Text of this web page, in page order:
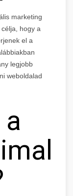
marketing
hogy a
el a
legjobb
weboldalad